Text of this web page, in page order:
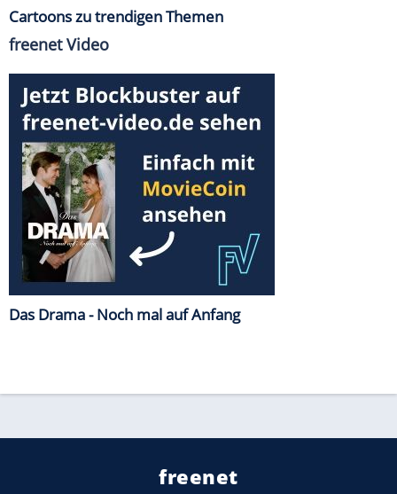
Cartoons zu trendigen Themen
freenet Video
Das Drama - Noch mal auf Anfang
freenet